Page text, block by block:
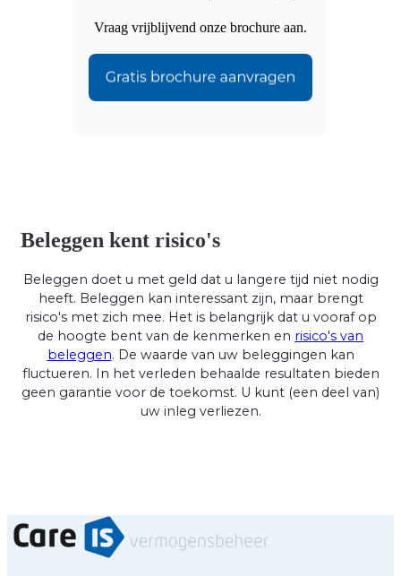
Vraag vrijblijvend onze brochure aan.
Beleggen kent risico's
Beleggen doet u met geld dat u langere tijd niet nodig
heeft. Beleggen kan interessant zijn, maar brengt
risico's met zich mee. Het is belangrijk dat u vooraf op
de hoogte bent van de kenmerken en risico's van
beleggen. De waarde van uw beleggingen kan
fluctueren. In het verleden behaalde resultaten bieden
geen garantie voor de toekomst. U kunt (een deel van)
uw inleg verliezen.